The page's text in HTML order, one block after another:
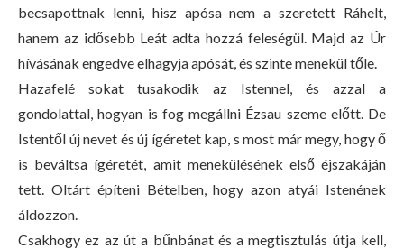
becsapottnak lenni, hisz apósa nem a szeretett Ráhelt,
hanem az idősebb Leát adta hozzá feleségül. Majd az Úr
hívásának engedve elhagyja apósát, és szinte menekül tőle.
Hazafelé sokat tusakodik az Istennel, és azzal a
gondolattal, hogyan is fog megállni Ézsau szeme előtt. De
Istentől új nevet és új ígéretet kap, s most már megy, hogy ő
is beváltsa ígéretét, amit menekülésének első éjszakáján
tett. Oltárt építeni Bételben, hogy azon atyái Istenének
áldozzon.
Csakhogy ez az út a bűnbánat és a megtisztulás útja kell,